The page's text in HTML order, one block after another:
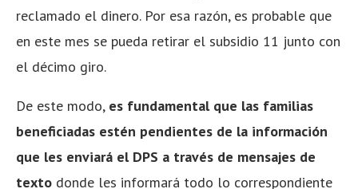
reclamado el dinero. Por esa razón, es probable que
en este mes se pueda retirar el subsidio 11 junto con
el décimo giro.
De este modo, es fundamental que las familias
beneficiadas estén pendientes de la información
que les enviará el DPS a través de mensajes de
texto donde les informará todo lo correspondiente